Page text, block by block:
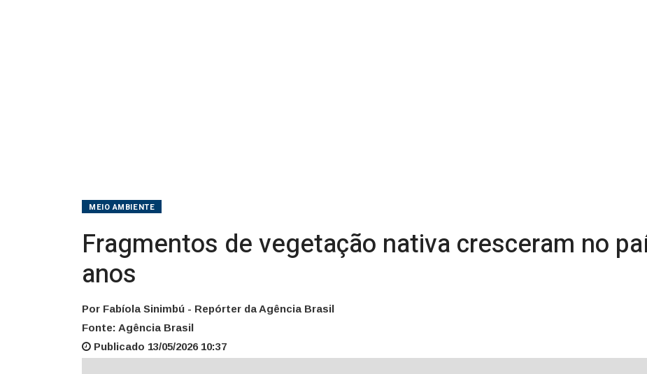
MEIO AMBIENTE
Fragmentos de vegetação nativa cresceram no
anos
Por Fabíola Sinimbú - Repórter da Agência Brasil
Fonte: Agência Brasil
Publicado 13/05/2026 10:37